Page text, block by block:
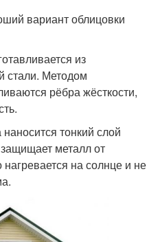
вариант облицовки
из
стали. Методом
рёбра жёсткости,
тонкий слой
металл от
на солнце и не